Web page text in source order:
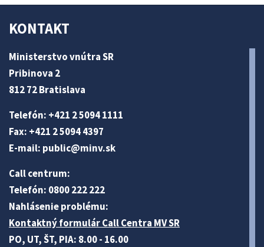
KONTAKT
Ministerstvo vnútra SR
Pribinova 2
812 72 Bratislava
Telefón: +421 2 5094 1111
Fax: +421 2 5094 4397
E-mail: public@minv.sk
Call centrum:
Telefón: 0800 222 222
Nahlásenie problému:
Kontaktný formulár Call Centra MV SR
PO, UT, ŠT, PIA: 8.00 - 16.00